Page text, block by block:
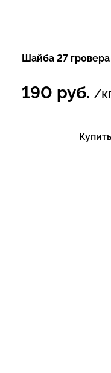
Шайба 27 гровера
190 руб. /